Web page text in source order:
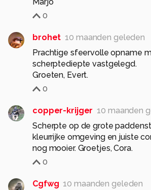
Marjo
0
brohet 10 maanden geleden
Prachtige sfeervolle opname
scherptediepte vastgelegd.
0
copper-krijger 10 maanden
Scherpte op de grote
kleurrijke omgeving en juiste
nog mooier. Groetjes, Cora.
0
Cgfwg 10 maanden geleden